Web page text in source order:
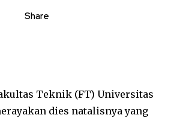
Share
Teknik (FT) Universitas
dies natalisnya yang